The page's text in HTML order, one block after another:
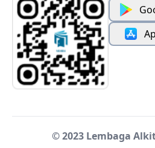
© 2023 Lembaga